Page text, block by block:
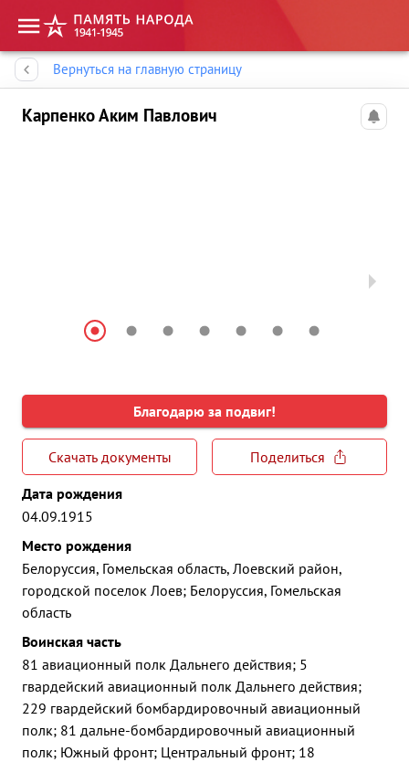
Вернуться на главную страницу
Карпенко Аким Павлович
Благодарю за подвиг!
Скачать документы
Поделиться
Дата рождения
04.09.1915
Место рождения
Белоруссия, Гомельская область, Лоевский район,
городской поселок Лоев; Белоруссия, Гомельская
область
Воинская часть
81 авиационный полк Дальнего действия; 5
гвардейский авиационный полк Дальнего действия;
229 гвардейский бомбардировочный авиационный
полк; 81 дальне-бомбардировочный авиационный
полк; Южный фронт; Центральный фронт; 18
Память народа